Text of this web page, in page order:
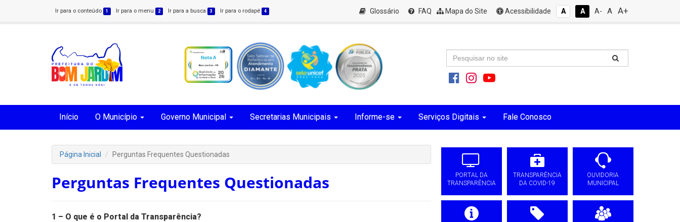
Ir para o conteúdo 1 Ir para o menu 2 Ir para a busca 3 Ir para o rodapé 4 Glossário FAQ Mapa do Site Acessibilidade A A A- A A+
Início O Município Governo Municipal Secretarias Municipais Informe-se Serviços Digitais Fale Conosco
Página Inicial Perguntas Frequentes Questionadas
Perguntas Frequentes Questionadas
1 – O que é o Portal da Transparência?
PORTAL DA
TRANSPARÊNCIA
TRANSPARÊNCIA
DA COVID-19
OUVIDORIA
MUNICIPAL